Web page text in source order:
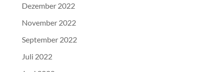
Dezember 2022
November 2022
September 2022
Juli 2022